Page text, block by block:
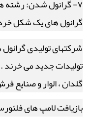
۷- گرانول شدن:
گرانول های یک شکل
شرکتهای تولیدی
تولیدات جدید می خرند
گلدان ، الوار و صنایع
بازیافت لامپ های